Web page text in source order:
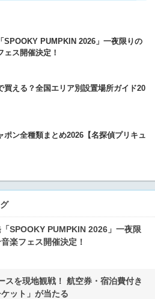
SPOOKY PUMPKIN 2026」一夜限りの
ス開催決定！
買える？全国エリア別設置場所ガイド20
ポン全種類まとめ2026【名探偵プリキュ
SPOOKY PUMPKIN 2026」一夜限
楽フェス開催決定！
スを現地観戦！ 航空券・宿泊費付き
ケット」が当たる